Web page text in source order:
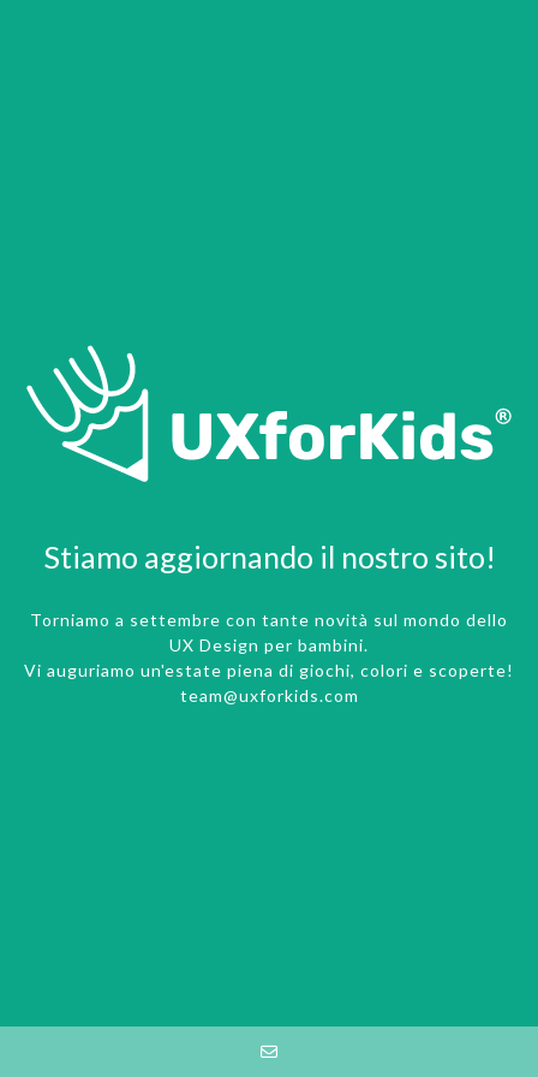
Stiamo aggiornando il nostro sito!
Torniamo a settembre con tante novità sul mondo dello
UX Design per bambini.
Vi auguriamo un'estate piena di giochi, colori e scoperte!
team@uxforkids.com